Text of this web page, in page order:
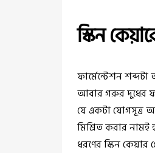
স্কিন
ফার্মেন্টেশন
আবার গরুর দুধের
যে একটা যোগসূত্র
মিশ্রিত করার নামই
ধরণের স্কিন কেয়ার